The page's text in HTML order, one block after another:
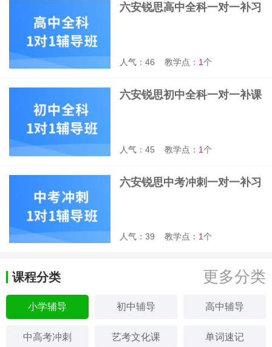
六安锐思高中全科一对一补习
人气：46 教学点： 1个
六安锐思初中全科一对一补课
人气：45 教学点： 1个
六安锐思中考冲刺一对一补习
人气：39 教学点： 1个
课程分类 更多分类
小学辅导 初中辅导 高中辅导
中高考冲刺 艺考文化课 单词速记